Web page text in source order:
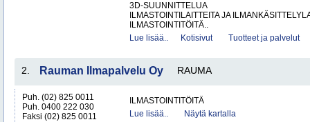
3D-SUUNNITTELUA
ILMASTOINTILAITTEITA JA
ILMASTOINTITÖITÄ..
Lue lisää..
Kotisivut Tuotteet ja palvelut
2. Rauman Ilmapalvelu Oy RAUMA
Puh. (02) 825 0011
Puh. 0400 222 030
Faksi (02) 825 0011
ILMASTOINTITÖITÄ
Lue lisää..
Näytä kartalla